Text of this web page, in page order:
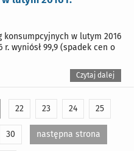
konsumpcyjnych w lutym 2016
wyniósł 99,9 (spadek cen o
Czytaj dalej
22 23 24 25
30 następna strona